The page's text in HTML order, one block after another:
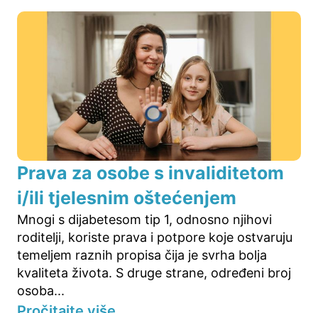
Prava za osobe s invaliditetom
i/ili tjelesnim oštećenjem
Mnogi s dijabetesom tip 1, odnosno njihovi
roditelji, koriste prava i potpore koje ostvaruju
temeljem raznih propisa čija je svrha bolja
kvaliteta života. S druge strane, određeni broj
osoba...